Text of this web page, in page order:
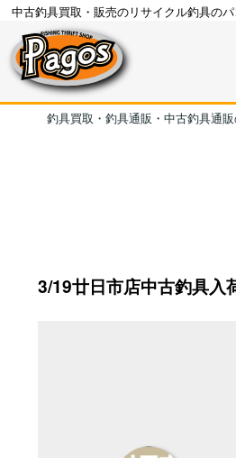
中古釣具買取・販売のリサイクル釣具の
釣具買取・釣具通販・中古釣具通
3/19廿日市店中古釣具入